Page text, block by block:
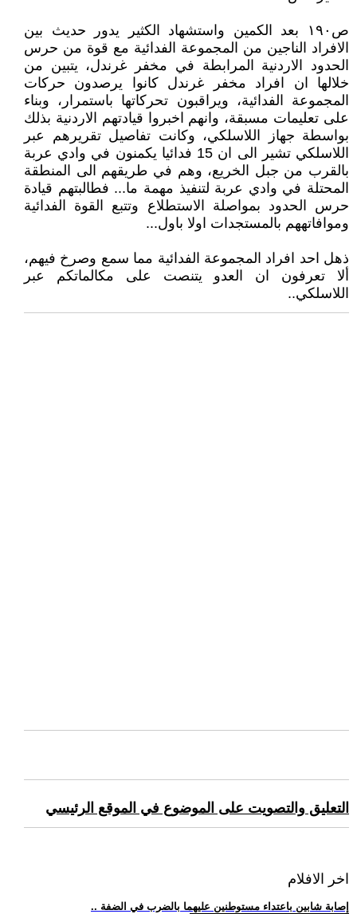
ص١٩٠ بعد الكمين واستشهاد الكثير يدور حديث بين
الافراد الناجين من المجموعة الفدائية مع قوة من حرس
الحدود الاردنية المرابطة في مخفر غرندل، يتبين من
خلالها ان افراد مخفر غرندل كانوا يرصدون حركات
المجموعة الفدائية، ويراقبون تحركاتها باستمرار، وبناء
على تعليمات مسبقة، وانهم اخبروا قيادتهم الاردنية بذلك
بواسطة جهاز اللاسلكي، وكانت تفاصيل تقريرهم عبر
اللاسلكي تشير الى ان 15 فدائيا يكمنون في وادي عربة
بالقرب من جبل الخريع، وهم في طريقهم الى المنطقة
المحتلة في وادي عربة لتنفيذ مهمة ما... فطالبتهم قيادة
حرس الحدود بمواصلة الاستطلاع وتتبع القوة الفدائية
وموافاتههم بالمستجدات اولا باول...
ذهل احد افراد المجموعة الفدائية مما سمع وصرخ فيهم،
ألا تعرفون ان العدو يتنصت على مكالماتكم عبر
اللاسلكي..
التعليق والتصويت على الموضوع في الموقع الرئيسي
اخر الافلام
.. إصابة شابين باعتداء مستوطنين عليهما بالضرب في الضفة